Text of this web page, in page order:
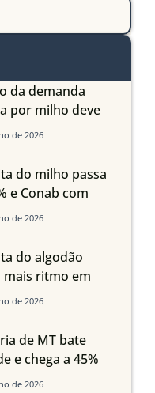
da demanda
por milho deve
aumento da
Grosso, aponta
de 2026
do milho passa
e Conab com
em
em Tocantins,
e Piauí
de 2026
do algodão
mais ritmo em
Mato
de 2026
de MT bate
e chega a 45%
abatidos
de 2026